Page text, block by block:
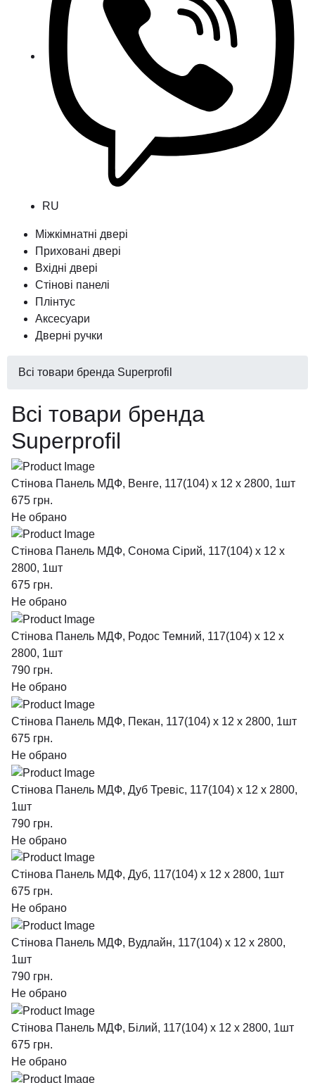
RU
Міжкімнатні двері
Приховані двері
Вхідні двері
Стінові панелі
Плінтус
Аксесуари
Дверні ручки
Всі товари бренда Superprofil
Всі товари бренда
Superprofil
Стінова Панель МДФ, Венге, 117(104) x 12 х 2800, 1шт
675 грн.
Не обрано
Стінова Панель МДФ, Сонома Сірий, 117(104) x 12 х
2800, 1шт
675 грн.
Не обрано
Стінова Панель МДФ, Родос Темний, 117(104) x 12 х
2800, 1шт
790 грн.
Не обрано
Стінова Панель МДФ, Пекан, 117(104) x 12 х 2800, 1шт
675 грн.
Не обрано
Стінова Панель МДФ, Дуб Тревіс, 117(104) x 12 х 2800,
1шт
790 грн.
Не обрано
Стінова Панель МДФ, Дуб, 117(104) x 12 х 2800, 1шт
675 грн.
Не обрано
Стінова Панель МДФ, Вудлайн, 117(104) x 12 х 2800,
1шт
790 грн.
Не обрано
Стінова Панель МДФ, Білий, 117(104) x 12 х 2800, 1шт
675 грн.
Не обрано